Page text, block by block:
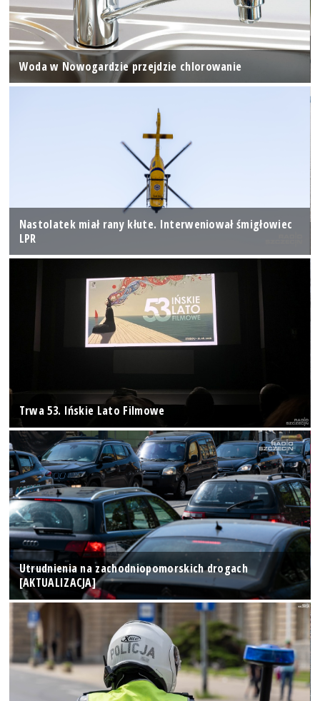
Woda w Nowogardzie przejdzie chlorowanie
Nastolatek miał rany kłute. Interweniował śmigłowiec
LPR
Trwa 53. Ińskie Lato Filmowe
Utrudnienia na zachodniopomorskich drogach
[AKTUALIZACJA]